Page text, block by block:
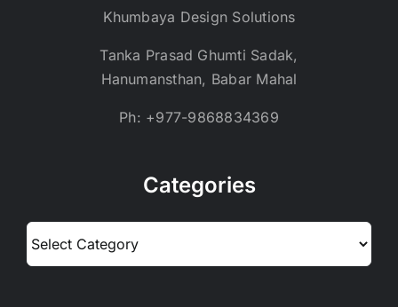
Khumbaya Design Solutions
Tanka Prasad Ghumti Sadak,
Hanumansthan, Babar Mahal
Ph: +977-9868834369
Categories
Categories